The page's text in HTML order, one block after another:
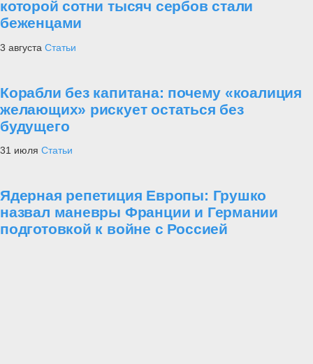
которой сотни тысяч сербов стали
беженцами
3 августа Статьи
Корабли без капитана: почему «коалиция
желающих» рискует остаться без
будущего
31 июля Статьи
Ядерная репетиция Европы: Грушко
назвал маневры Франции и Германии
подготовкой к войне с Россией